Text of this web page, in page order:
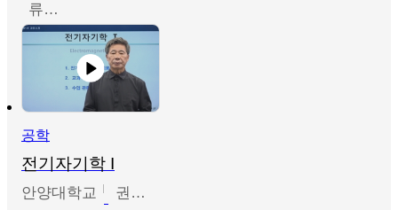
류영철
공학
전기자기학 I
안양대학교 권원현